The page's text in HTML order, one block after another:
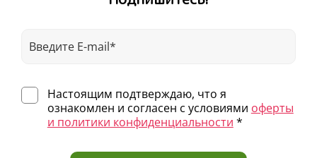
Настоящим подтверждаю, что я
ознакомлен и согласен с условиями оферты
и политики конфиденциальности *